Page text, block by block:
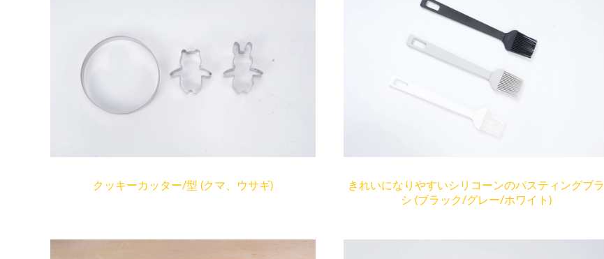
クッキーカッター/型 (クマ、ウサギ)
きれいになりやすいシリコーンのバスティングブラ
シ (ブラック/グレー/ホワイト)